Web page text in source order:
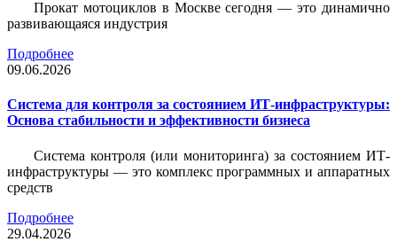
Прокат мотоциклов в Москве сегодня — это динамично
развивающаяся индустрия
Подробнее
09.06.2026
Система для контроля за состоянием ИТ-инфраструктуры:
Основа стабильности и эффективности бизнеса
Система контроля (или мониторинга) за состоянием ИТ-
инфраструктуры — это комплекс программных и аппаратных
средств
Подробнее
29.04.2026